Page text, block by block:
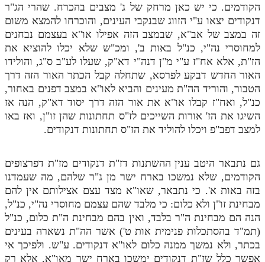
הקודמים. כי יש כאן מרחק של ג' מצבים בהכרח. שהרי הג"ר
דנקודים יצאו ע"י הזווג שבנקבי העינים, והוכרחו להמצא משום
זה במצב של אב"א, שבמצב הזה אפילו או"א בעצמם נבחנים
למחוסרי נה"י, כנ"ל באות ב', ומכ"ש שלא יכלו להוציא את
הז"ת, אלא אח"ז ע"י מ"ן דנה"י דא"ק, שעלו לע"ב ס"ג, והולידו
האור החדש דבקע לפרסא, שתחלה קבל הכתר האור הזה דרך
הטבור, והוריד הה"ת מעינים והביא לאו"א במצב דפנים באחור,
כנ"ל, ואח"ז קבלו או"א את אור הזה דרך יסוד דא"ק, הנה אז
השיגו את הז' אורות השייכים לז"ס תחתונות שהן זו"ן, ואז באו
למצב דפב"פ ויכלו להוליד את הז"ס תחתונות דנקודים.
גם נתבאר היטב ענין ההשתנות דז"ת דנקודים מז"ת דפרצופים
הקודמים, שלא נמשכו בארח ישר מן ג"ר שלהם, מה שעמדנו
בזה באות א'. כי נתבאר, שאו"א מצד עצם אצילותם אין להם
מבחינת זו"ן ולא כלום: כי מלבד שהם עצמם מחוסרי נה"י, כנ"ל,
הנה הם מבחינת ה"ר בלבד, ואין בהם מבחינת ה"ת כלום, כנ"ל
(תמ"ד בהסתכלות פנימית אות ט') אשר הה"ת נשארה בעינים
בכתר, ולא נמשך ממנה כלום לאו"א דנקודים. ע"ש. ולפיכך אי
אפשר כלל שז"ת דנקודים ימשכו בארח ישר מאו"א, אלא רק